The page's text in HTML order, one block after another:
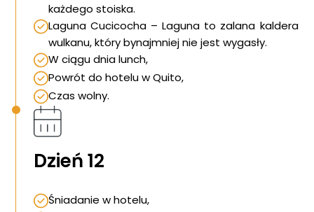
Wyprawy Nurkowe
Galeria
każdego stoiska.
Laguna Cucicocha – Laguna to zalana kaldera
wulkanu, który bynajmniej nie jest wygasły.
W ciągu dnia lunch,
Powrót do hotelu w Quito,
Czas wolny.
Dzień 12
Śniadanie w hotelu,